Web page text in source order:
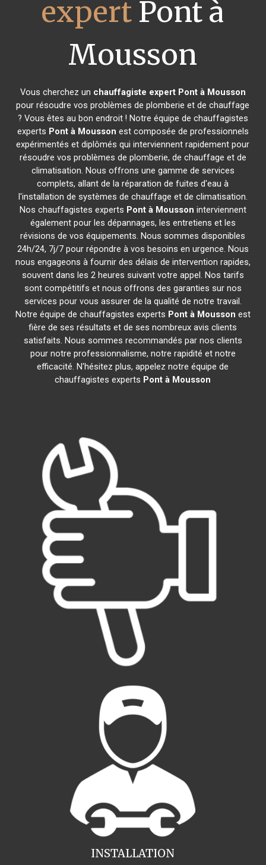
expert Pont à
Mousson
Vous cherchez un chauffagiste expert Pont à Mousson
pour résoudre vos problèmes de plomberie et de chauffage
? Vous êtes au bon endroit ! Notre équipe de chauffagistes
experts Pont à Mousson est composée de professionnels
expérimentés et diplômés qui interviennent rapidement pour
résoudre vos problèmes de plomberie, de chauffage et de
climatisation. Nous offrons une gamme de services
complets, allant de la réparation de fuites d'eau à
l'installation de systèmes de chauffage et de climatisation.
Nos chauffagistes experts Pont à Mousson interviennent
également pour les dépannages, les entretiens et les
révisions de vos équipements. Nous sommes disponibles
24h/24, 7j/7 pour répondre à vos besoins en urgence. Nous
nous engageons à fournir des délais de intervention rapides,
souvent dans les 2 heures suivant votre appel. Nos tarifs
sont compétitifs et nous offrons des garanties sur nos
services pour vous assurer de la qualité de notre travail.
Notre équipe de chauffagistes experts Pont à Mousson est
fière de ses résultats et de ses nombreux avis clients
satisfaits. Nous sommes recommandés par nos clients
pour notre professionnalisme, notre rapidité et notre
efficacité. N'hésitez plus, appelez notre équipe de
chauffagistes experts Pont à Mousson
INSTALLATION